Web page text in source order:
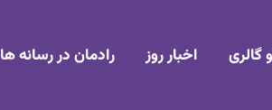
گالری اخبار روز رادمان در رسانه ها